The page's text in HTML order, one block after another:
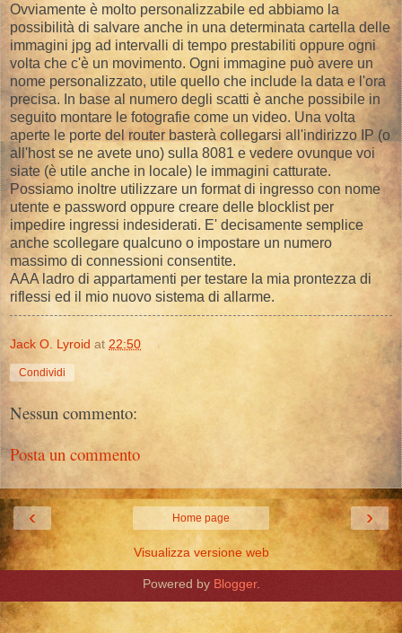
Ovviamente è molto personalizzabile ed abbiamo la
possibilità di salvare anche in una determinata cartella delle
immagini jpg ad intervalli di tempo prestabiliti oppure ogni
volta che c'è un movimento. Ogni immagine può avere un
nome personalizzato, utile quello che include la data e l'ora
precisa. In base al numero degli scatti è anche possibile in
seguito montare le fotografie come un video. Una volta
aperte le porte del router basterà collegarsi all'indirizzo IP (o
all'host se ne avete uno) sulla 8081 e vedere ovunque voi
siate (è utile anche in locale) le immagini catturate.
Possiamo inoltre utilizzare un format di ingresso con nome
utente e password oppure creare delle blocklist per
impedire ingressi indesiderati. E' decisamente semplice
anche scollegare qualcuno o impostare un numero
massimo di connessioni consentite.
AAA ladro di appartamenti per testare la mia prontezza di
riflessi ed il mio nuovo sistema di allarme.
Jack O. Lyroid at 22:50
Condividi
Nessun commento:
Posta un commento
‹ ›
Home page
Visualizza versione web
Powered by Blogger.